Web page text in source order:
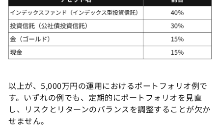
以上が、5,000万円の運用におけるポートフォリオ例で
す。いずれの例でも、定期的にポートフォリオを見直
し、リスクとリターンのバランスを調整することが欠か
せません。